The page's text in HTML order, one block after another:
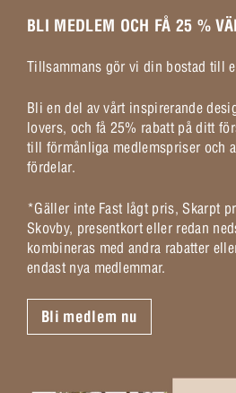
BLI MEDLEM OCH FÅ 25 %
Tillsammans gör vi din bostad till
Bli en del av vårt inspirerande
lovers, och få 25% rabatt på ditt
till förmånliga medlemspriser och
fördelar.
*Gäller inte Fast lågt pris, Skarpt
Skovby, presentkort eller redan
kombineras med andra rabatter
endast nya medlemmar.
Bli medlem nu